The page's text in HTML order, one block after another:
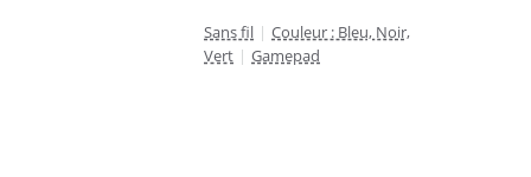
Sans fil | Couleur : Bleu, Noir,
Vert | Gamepad